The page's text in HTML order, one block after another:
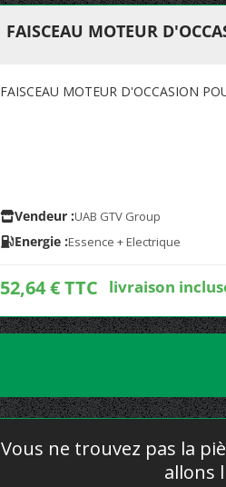
FAISCEAU MOTEUR
FAISCEAU MOTEUR D'OCCASION
Vendeur :UAB GTV Group
Energie :Essence + Electrique
52,64 € TTC livraison
Vous ne trouvez pas la
allons